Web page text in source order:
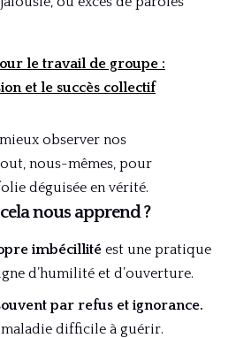
le travail de groupe :
et le succès collectif
observer nos
nous-mêmes, pour
déguisée en vérité.
nous apprend ?
imbécillité est une pratique
d’humilité et d’ouverture.
par refus et ignorance.
maladie difficile à guérir.